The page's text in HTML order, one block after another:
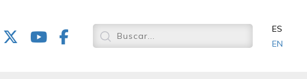
ES
EN